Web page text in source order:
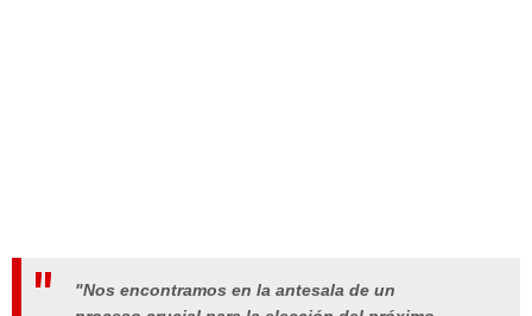
"Nos encontramos en la antesala de un